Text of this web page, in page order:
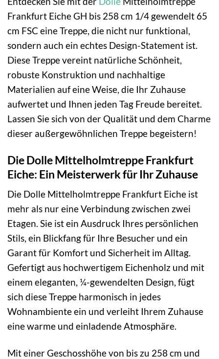
Frankfurt Eiche GH bis 258 cm 1/4 gewendelt 65
cm FSC eine Treppe, die nicht nur funktional,
sondern auch ein echtes Design-Statement ist.
Diese Treppe vereint natürliche Schönheit,
robuste Konstruktion und nachhaltige
Materialien auf eine Weise, die Ihr Zuhause
aufwertet und Ihnen jeden Tag Freude bereitet.
Lassen Sie sich von der Qualität und dem Charme
dieser außergewöhnlichen Treppe begeistern!
Die Dolle Mittelholmtreppe Frankfurt
Eiche: Ein Meisterwerk für Ihr Zuhause
Die Dolle Mittelholmtreppe Frankfurt Eiche ist
mehr als nur eine Verbindung zwischen zwei
Etagen. Sie ist ein Ausdruck Ihres persönlichen
Stils, ein Blickfang für Ihre Besucher und ein
Garant für Komfort und Sicherheit im Alltag.
Gefertigt aus hochwertigem Eichenholz und mit
einem eleganten, ¼-gewendelten Design, fügt
sich diese Treppe harmonisch in jedes
Wohnambiente ein und verleiht Ihrem Zuhause
eine warme und einladende Atmosphäre.
Mit einer Geschosshöhe von bis zu 258 cm und